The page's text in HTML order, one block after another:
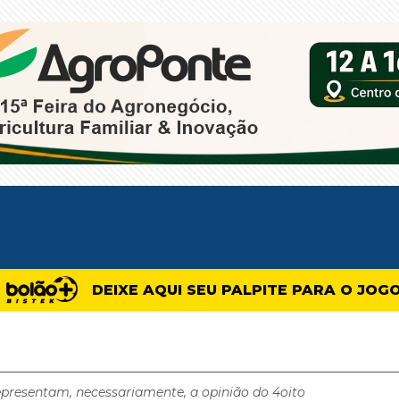
DEIXE AQUI SEU PALPITE PARA O
necessariamente, a opinião do 4oito